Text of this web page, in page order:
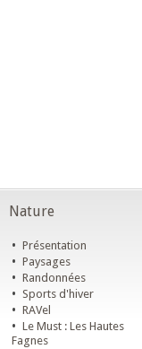
Nature
• Présentation
• Paysages
• Randonnées
• Sports d'hiver
• RAVel
• Le Must : Les Hautes
Fagnes